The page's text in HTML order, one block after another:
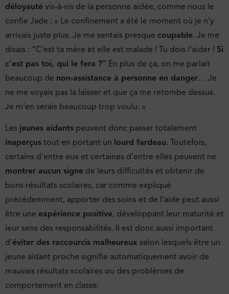
déloyauté vis-à-vis de la personne aidée, comme nous le
confie Jade : « Le confinement a été le moment où je n’y
arrivais juste plus. Je me sentais presque coupable. Je me
disais : “C’est ta mère et elle est malade ! Tu dois l’aider ! Si
c’est pas toi, qui le fera ?” En plus de ça, on me parlait
beaucoup de non-assistance à personne en danger… Je
ne me voyais pas la laisser et que ça me retombe dessus.
Je m’en serais beaucoup trop voulu. »
Les jeunes aidants peuvent donc passer totalement
inaperçus tout en portant un lourd fardeau. Toutefois,
certains d’entre eux et certaines d’entre elles peuvent ne
montrer aucun signe de leurs difficultés et obtenir de
bons résultats scolaires, car comme expliqué
précédemment, apporter des soins et de l’aide peut aussi
être une expérience positive, développant leur maturité et
leur sens des responsabilités. Il est donc aussi important
d’éviter des raccourcis malheureux selon lesquels être un
jeune aidant proche signifie automatiquement avoir de
mauvais résultats scolaires ou des problèmes de
comportement en classe.